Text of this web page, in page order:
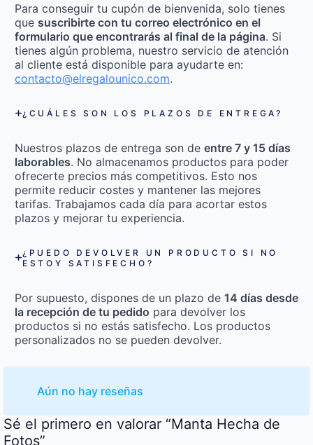
Para conseguir tu cupón de bienvenida, solo tienes
que suscribirte con tu correo electrónico en el
formulario que encontrarás al final de la página. Si
tienes algún problema, nuestro servicio de atención
al cliente está disponible para ayudarte en:
contacto@elregalounico.com.
¿CUÁLES SON LOS PLAZOS DE ENTREGA?
Nuestros plazos de entrega son de entre 7 y 15 días
laborables. No almacenamos productos para poder
ofrecerte precios más competitivos. Esto nos
permite reducir costes y mantener las mejores
tarifas. Trabajamos cada día para acortar estos
plazos y mejorar tu experiencia.
¿PUEDO DEVOLVER UN PRODUCTO SI NO
ESTOY SATISFECHO?
Por supuesto, dispones de un plazo de 14 días desde
la recepción de tu pedido para devolver los
productos si no estás satisfecho. Los productos
personalizados no se pueden devolver.
Aún no hay reseñas
Sé el primero en valorar “Manta Hecha de
Fotos”